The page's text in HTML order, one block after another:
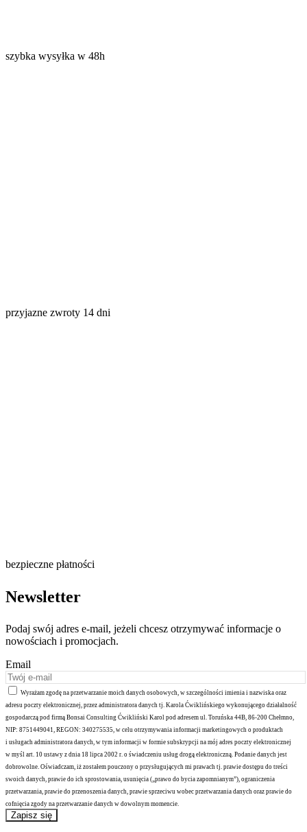
szybka wysyłka w 48h
przyjazne zwroty 14 dni
bezpieczne płatności
Newsletter
Podaj swój adres e-mail, jeżeli chcesz otrzymywać informacje o
nowościach i promocjach.
Email
Wyrażam zgodę na przetwarzanie moich danych osobowych, w szczególności imienia i nazwiska oraz
adresu poczty elektronicznej, przez administratora danych tj. Karola Ćwiklińskiego wykonującego działalność
gospodarczą pod firmą Bonsai Consulting Ćwikliński Karol pod adresem ul. Toruńska 44B, 86-200 Chełmno,
NIP: 8751449041, REGON: 340275535, w celu otrzymywania informacji marketingowych o produktach
i usługach administratora danych, w tym informacji w formie subskrypcji na mój adres poczty elektronicznej
w myśl art. 10 ustawy z dnia 18 lipca 2002 r. o świadczeniu usług drogą elektroniczną. Podanie danych jest
dobrowolne. Oświadczam, iż zostałem pouczony o przysługujących mi prawach tj. prawie dostępu do treści
swoich danych, prawie do ich sprostowania, usunięcia („prawo do bycia zapomnianym”), ograniczenia
przetwarzania, prawie do przenoszenia danych, prawie sprzeciwu wobec przetwarzania danych oraz prawie do
cofnięcia zgody na przetwarzanie danych w dowolnym momencie.
Zapisz się